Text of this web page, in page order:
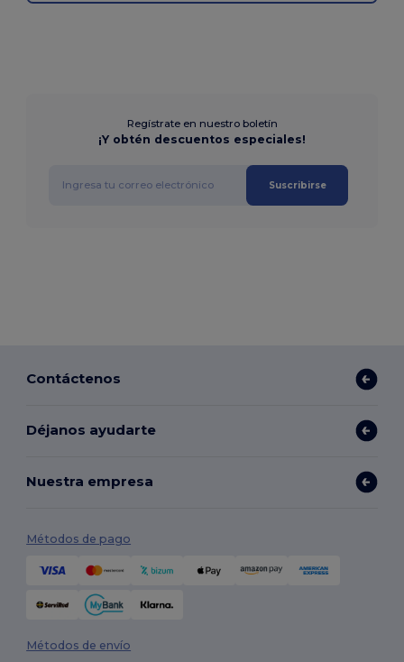
Regístrate en nuestro boletín
¡Y obtén descuentos especiales!
Suscribirse
Contáctenos
Déjanos ayudarte
Nuestra empresa
Métodos de pago
Métodos de envío